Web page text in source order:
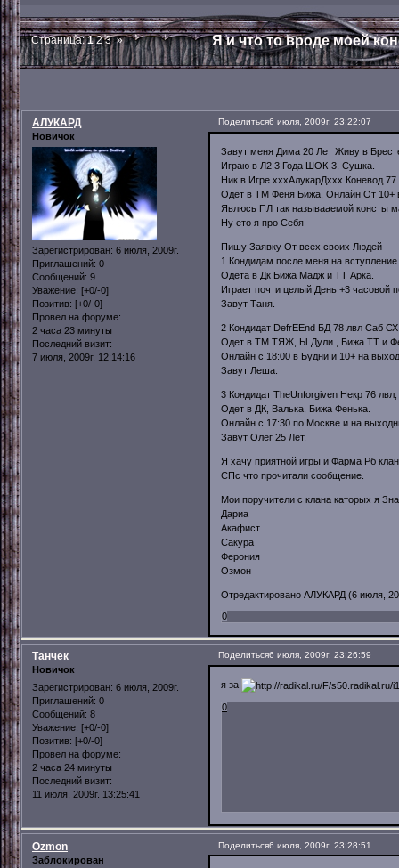
Я и что то вроде моей
Страница:1 2 3 »
Поделиться6 июля, 2009г. 23:22:07
АЛУКАРД
Новичок
Зарегистрирован: 6 июля, 2009г.
Приглашений: 0
Сообщений: 9
Уважение: [+0/-0]
Позитив: [+0/-0]
Провел на форуме:
2 часа 23 минуты
Последний визит:
7 июля, 2009г. 12:14:16
Завут меня Дима 20 Лет Живу в
Играю в Л2 3 Года ШОК-3, Сушка.
Ник в Игре хххАлукарДххх Коневод
Одет в ТМ Феня Бижа, Онлайн От 10+
Явлюсь ПЛ так называаемой консты
Ну ето я про Себя
Пишу Заявку От всех своих Людей
1 Кондидам после меня на
Одета в Дк Бижа Мадж и ТТ Арка.
Играет почти целый День +3 часовой
Завут Таня.
2 Кондидат DefrEEnd БД 78 лвл Саб
Одет в ТМ ТЯЖ, Ы Дули , Бижа ТТ и
Онлайн с 18:00 в Будни и 10+ на
Завут Леша.
3 Кондидат TheUnforgiven Некр 76
Одет в ДК, Валька, Бижа Фенька.
Онлайн с 17:30 по Москве и на
Завут Олег 25 Лет.
Я хачу приятной игры и Фарма Рб
СПс что прочитали сообщение.
Мои поручители с клана каторых я
Дариа
Акафист
Сакура
Ферония
Озмон
Отредактировано АЛУКАРД (6 июля,
0
Поделиться6 июля, 2009г. 23:26:59
Танчек
Новичок
Зарегистрирован: 6 июля, 2009г.
Приглашений: 0
Сообщений: 8
Уважение: [+0/-0]
Позитив: [+0/-0]
Провел на форуме:
2 часа 24 минуты
Последний визит:
11 июля, 2009г. 13:25:41
я за
0
Поделиться6 июля, 2009г. 23:28:51
Ozmon
Заблокирован